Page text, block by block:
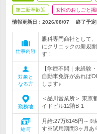
第二新卒歓迎 女性のおしごと掲
情報更新日：2026/08/07 終了予定
仕事内容
眼科専門商社として
にクリニックの新規
す！
対象と
なる方
【学歴不問｜未経験
自動車免許があれば
します♪
勤務地
＜品川営業所＞ 東京
イドビル12階B-1
給与
月給:27万6145円～※
す※試用期間3ヶ月あ